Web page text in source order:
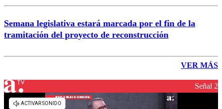
Semana legislativa estará marcada por el fin de la
tramitación del proyecto de reconstrucción
VER MÁS
Señal 2